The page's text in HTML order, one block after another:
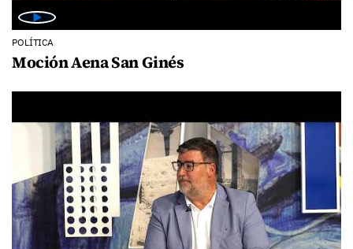
POLÍTICA
Moción Aena San Ginés